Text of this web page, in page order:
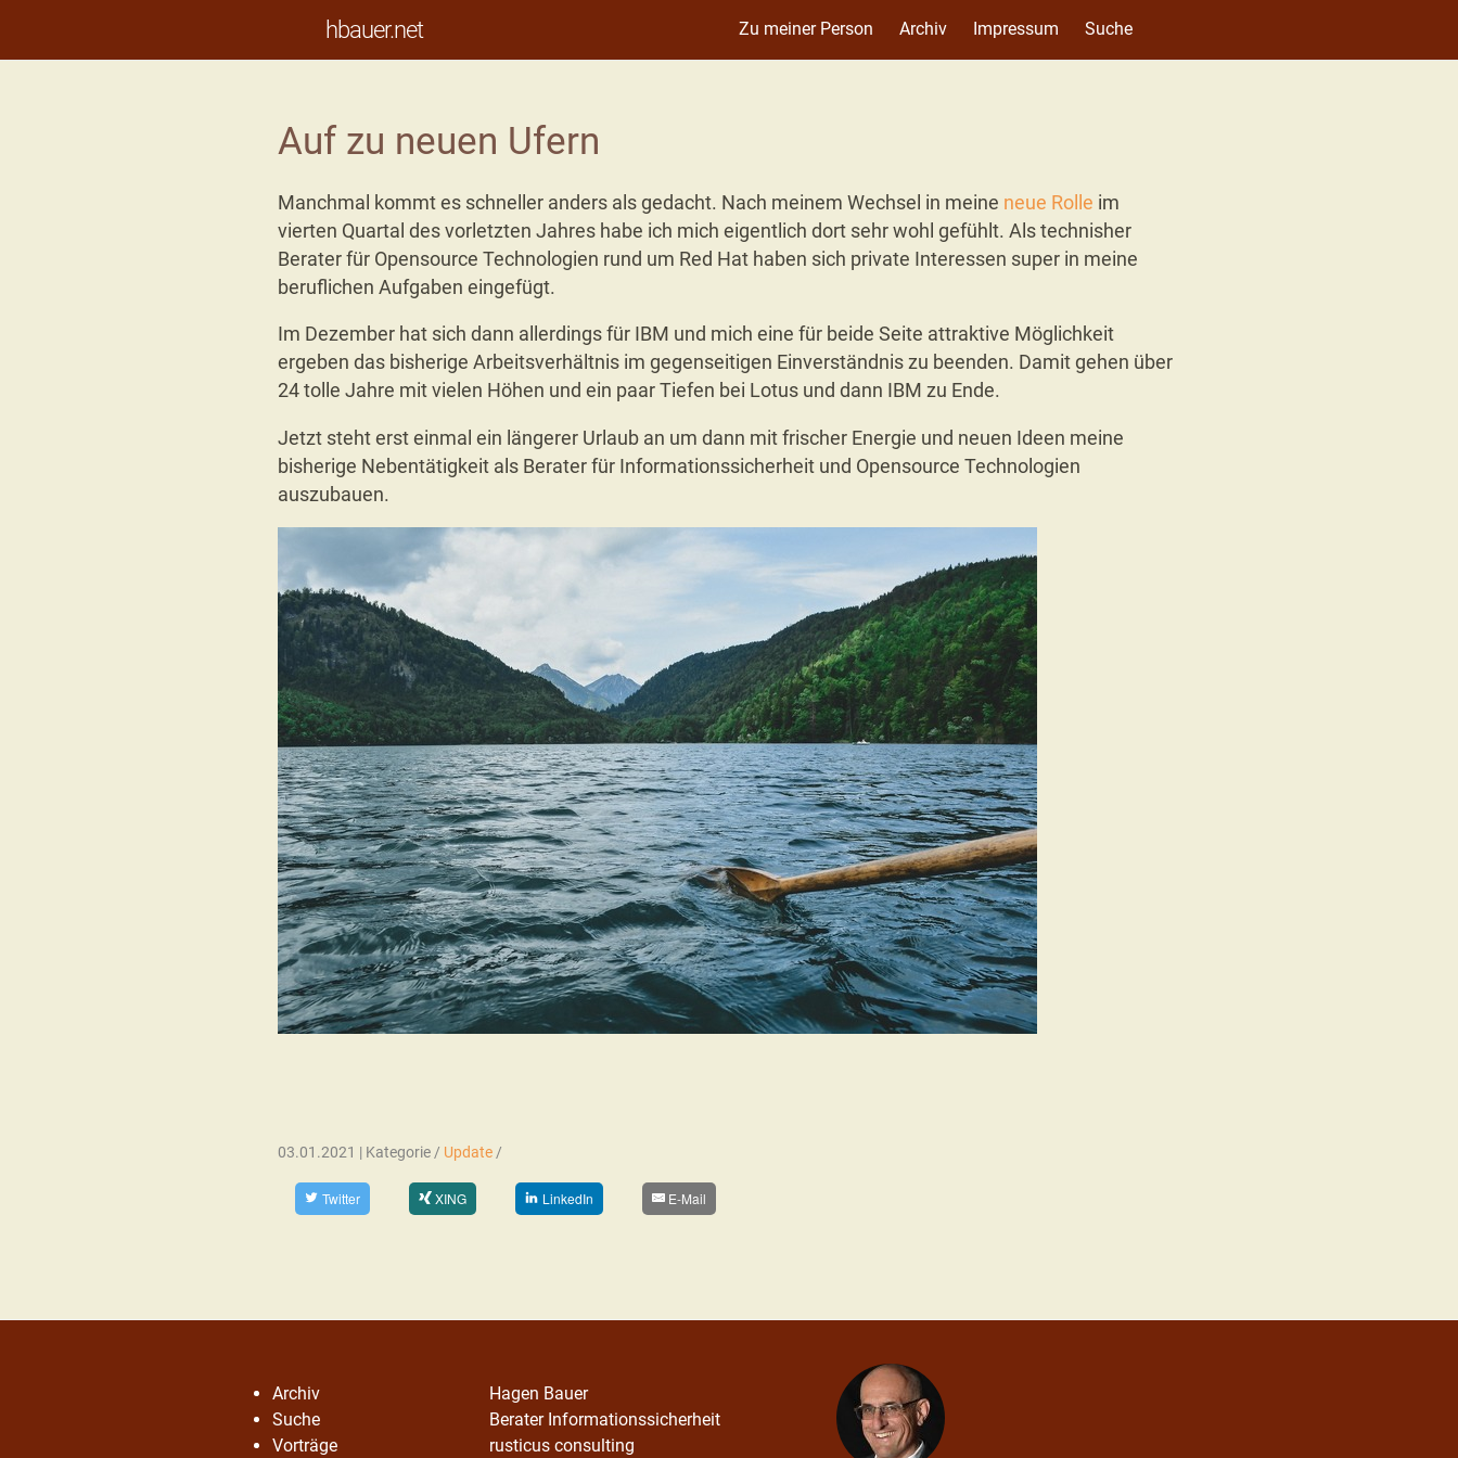
hbauer.net Zu meiner Person Archiv Impressum Suche
Auf zu neuen Ufern
Manchmal kommt es schneller anders als gedacht. Nach meinem Wechsel in meine neue Rolle im
vierten Quartal des vorletzten Jahres habe ich mich eigentlich dort sehr wohl gefühlt. Als technisher
Berater für Opensource Technologien rund um Red Hat haben sich private Interessen super in meine
beruflichen Aufgaben eingefügt.
Im Dezember hat sich dann allerdings für IBM und mich eine für beide Seite attraktive Möglichkeit
ergeben das bisherige Arbeitsverhältnis im gegenseitigen Einverständnis zu beenden. Damit gehen über
24 tolle Jahre mit vielen Höhen und ein paar Tiefen bei Lotus und dann IBM zu Ende.
Jetzt steht erst einmal ein längerer Urlaub an um dann mit frischer Energie und neuen Ideen meine
bisherige Nebentätigkeit als Berater für Informationssicherheit und Opensource Technologien
auszubauen.
03.01.2021 | Kategorie / Update /
Twitter XING LinkedIn E-Mail
Archiv
Suche
Vorträge
Hagen Bauer
Berater Informationssicherheit
rusticus consulting